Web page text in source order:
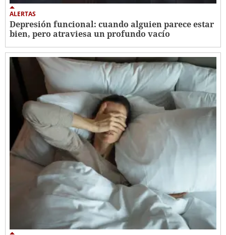
ALERTAS
Depresión funcional: cuando alguien parece estar
bien, pero atraviesa un profundo vacío